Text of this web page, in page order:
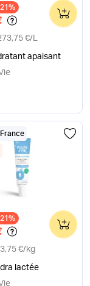
€/ L
apaisant
0
€/ kg
lactée
0